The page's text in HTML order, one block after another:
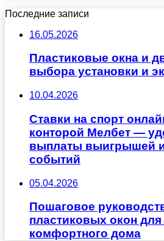
Последние записи
16.05.2026
Пластиковые окна и
выбора установки и
10.04.2026
Ставки на спорт
конторой Мелбет —
выплаты выигрышей
событий
05.04.2026
Пошаговое
пластиковых окон
комфортного дома